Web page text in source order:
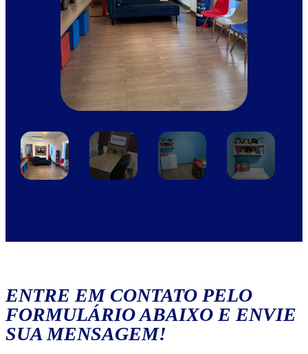
ENTRE EM CONTATO PELO
FORMULÁRIO ABAIXO E ENVIE
SUA MENSAGEM!